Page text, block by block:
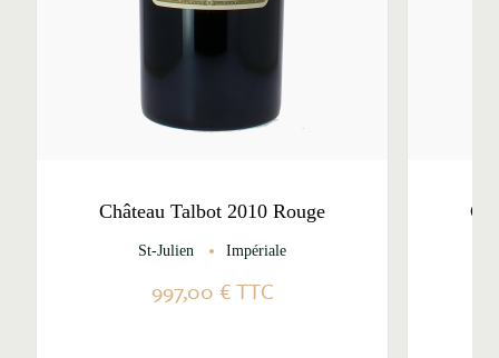
Château Talbot 2010 Rouge
St-Julien Impériale
997,00 €TTC